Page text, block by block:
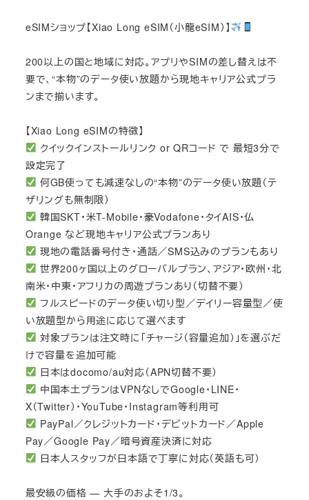
eSIMショップ【Xiao Long eSIM（小龍eSIM）】
200以上の国と地域に対応。アプリやSIMの差し替えは不
要で、“本物”のデータ使い放題から現地キャリア公式プラ
ンまで揃います。
【Xiao Long eSIMの特徴】
クイックインストールリンク or QRコード で 最短3分で
設定完了
何GB使っても減速なしの“本物”のデータ使い放題（テ
ザリングも無制限）
韓国SKT・米T-Mobile・豪Vodafone・タイAIS・仏
Orange など現地キャリア公式プランあり
現地の電話番号付き・通話／SMS込みのプランもあり
世界200ヶ国以上のグローバルプラン、アジア・欧州・北
南米・中東・アフリカの周遊プランあり（切替不要）
フルスピードのデータ使い切り型／デイリー容量型／使
い放題型から用途に応じて選べます
対象プランは注文時に「チャージ（容量追加）」を選ぶだ
けで容量を追加可能
日本はdocomo/au対応（APN切替不要）
中国本土プランはVPNなしでGoogle・LINE・
X（Twitter）・YouTube・Instagram等利用可
PayPal／クレジットカード・デビットカード／Apple
Pay／Google Pay／暗号資産決済に対応
日本人スタッフが日本語で丁寧に対応（英語も可）
最安級の価格 — 大手のおよそ1/3。